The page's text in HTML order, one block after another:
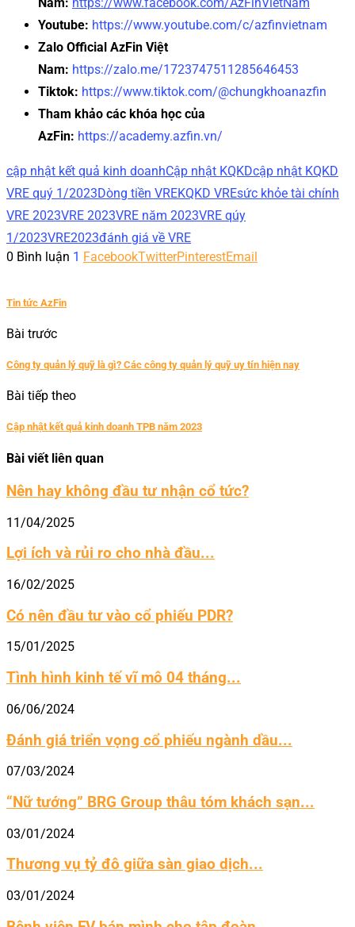
Youtube: https://www.youtube.com/c/azfinvietnam
Zalo Official AzFin Việt
Nam: https://zalo.me/1723747511285646453
Tiktok: https://www.tiktok.com/@chungkhoanazfin
Tham khảo các khóa học của
AzFin: https://academy.azfin.vn/
cập nhật kết quả kinh doanhCập nhật KQKDcập nhật KQKD
VRE quý 1/2023Dòng tiền VREKQKD VREsức khỏe tài chính
VRE 2023VRE 2023VRE năm 2023VRE qúy
1/2023VRE2023đánh giá về VRE
0 Bình luận 1 FacebookTwitterPinterestEmail
Tin tức AzFin
Bài trước
Công ty quản lý quỹ là gì? Các công ty quản lý quỹ uy tín hiện nay
Bài tiếp theo
Cập nhật kết quả kinh doanh TPB năm 2023
Bài viết liên quan
Nên hay không đầu tư nhận cổ tức?
11/04/2025
Lợi ích và rủi ro cho nhà đầu...
16/02/2025
Có nên đầu tư vào cổ phiếu PDR?
15/01/2025
Tình hình kinh tế vĩ mô 04 tháng...
06/06/2024
Đánh giá triển vọng cổ phiếu ngành dầu...
07/03/2024
“Nữ tướng” BRG Group thâu tóm khách sạn...
03/01/2024
Thương vụ tỷ đô giữa sàn giao dịch...
03/01/2024